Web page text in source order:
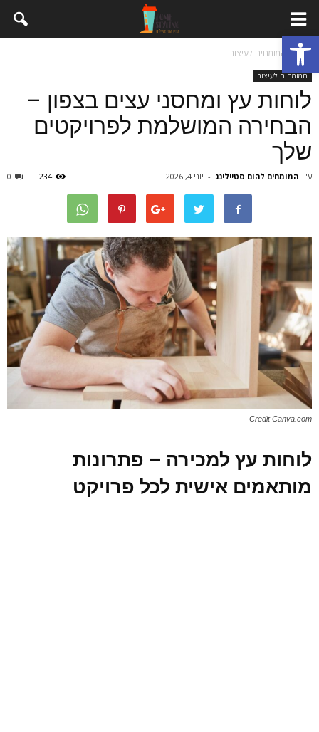
פתח סרגל נגישות
בית המומחים לעיצוב
המומחים לעיצוב
לוחות עץ ומחסני עצים בצפון –
הבחירה המושלמת לפרויקטים
שלך
ע"י המומחים להום סטיילינג - יוני 4, 2026 0 234
Credit Canva.com
לוחות עץ למכירה – פתרונות
מותאמים אישית לכל פרויקט